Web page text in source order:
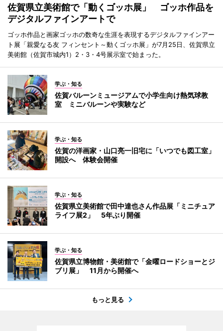
佐賀県立美術館で「動くゴッホ展」 ゴッホ作品を
デジタルファインアートで
ゴッホ作品と画家ゴッホの数奇な生涯を表現するデジタルファインアー
ト展「親愛なる友 フィンセント～動くゴッホ展」が7月25日、佐賀県立
美術館（佐賀市城内1）2・3・4号展示室で始まった。
学ぶ・知る
佐賀バルーンミュージアムで小学生向け熱気球教
室 ミニバルーンや実験など
学ぶ・知る
佐賀の洋画家・山口亮一旧宅に「いつでも図工室」
開設へ 体験会開催
学ぶ・知る
佐賀県立美術館で田中達也さん作品展「ミニチュア
ライフ展2」 5年ぶり開催
学ぶ・知る
佐賀県立博物館・美術館で「金曜ロードショーとジ
ブリ展」 11月から開催へ
もっと見る